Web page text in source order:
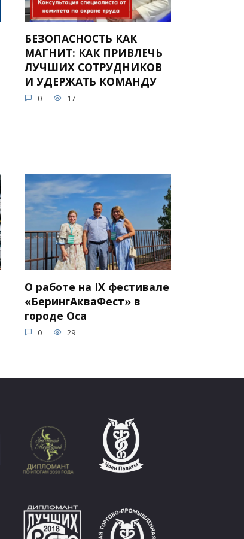
БЕЗОПАСНОСТЬ КАК
МАГНИТ: КАК ПРИВЛЕЧЬ
ЛУЧШИХ СОТРУДНИКОВ
И УДЕРЖАТЬ КОМАНДУ
0 17
О работе на IX фестивале
«БерингАкваФест» в
городе Оса
0 29